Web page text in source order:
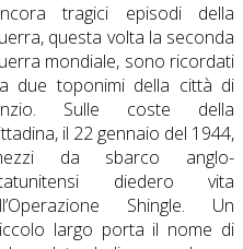
tragici episodi della
questa volta la seconda
mondiale, sono ricordati
due toponimi della città di
Sulle coste della
il 22 gennaio del 1944,
da sbarco anglo-
diedero vita
Shingle. Un
largo porta il nome di